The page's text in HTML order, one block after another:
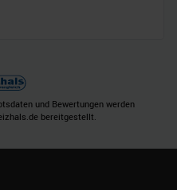
und Bewertungen werden
bereitgestellt.